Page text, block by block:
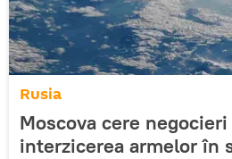
Rusia
Moscova cere
interzicerea armelor în